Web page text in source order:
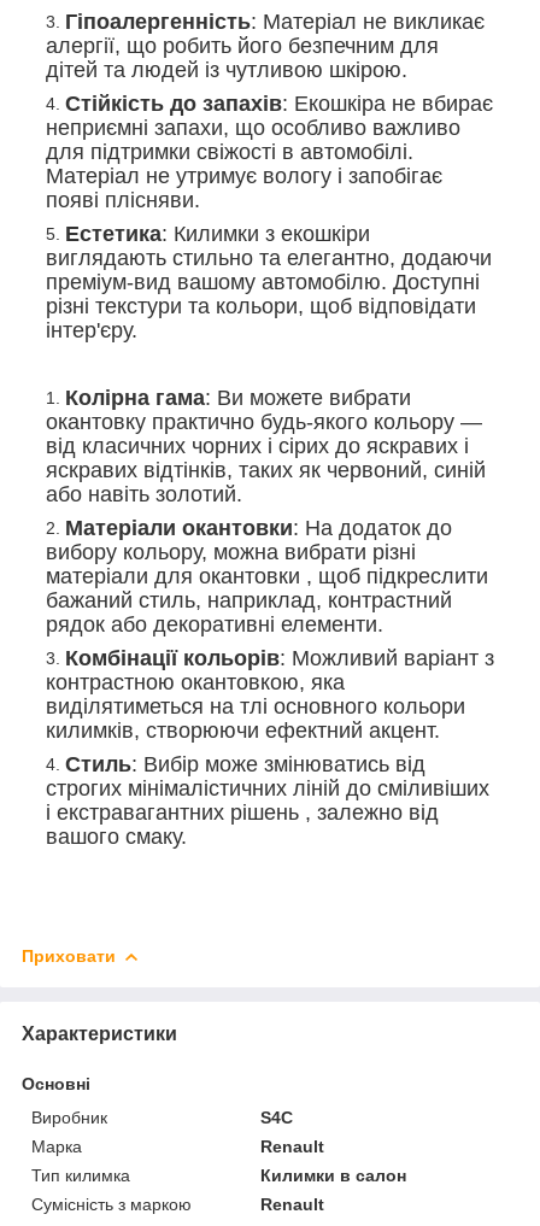
Гіпоалергенність: Матеріал не викликає
алергії, що робить його безпечним для
дітей та людей із чутливою шкірою.
Стійкість до запахів: Екошкіра не вбирає
неприємні запахи, що особливо важливо
для підтримки свіжості в автомобілі.
Матеріал не утримує вологу і запобігає
появі плісняви.
Естетика: Килимки з екошкіри
виглядають стильно та елегантно, додаючи
преміум-вид вашому автомобілю. Доступні
різні текстури та кольори, щоб відповідати
інтер'єру.
Колірна гама: Ви можете вибрати
окантовку практично будь-якого кольору —
від класичних чорних і сірих до яскравих і
яскравих відтінків, таких як червоний, синій
або навіть золотий.
Матеріали окантовки: На додаток до
вибору кольору, можна вибрати різні
матеріали для окантовки , щоб підкреслити
бажаний стиль, наприклад, контрастний
рядок або декоративні елементи.
Комбінації кольорів: Можливий варіант з
контрастною окантовкою, яка
виділятиметься на тлі основного кольори
килимків, створюючи ефектний акцент.
Стиль: Вибір може змінюватись від
строгих мінімалістичних ліній до сміливіших
і екстравагантних рішень , залежно від
вашого смаку.
Приховати
Характеристики
Основні
Виробник
S4C
Марка
Renault
Тип килимка
Килимки в салон
Сумісність з маркою
Renault